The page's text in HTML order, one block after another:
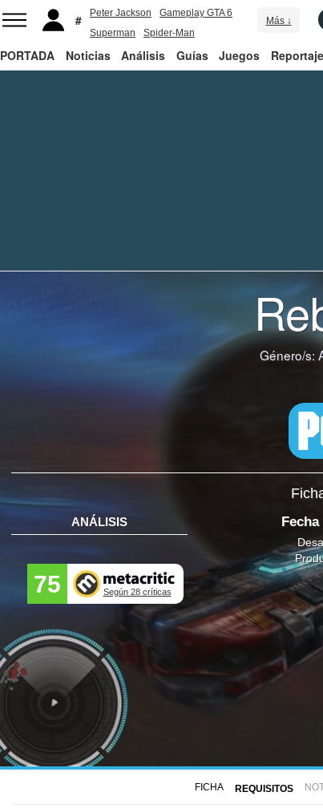
Peter Jackson
Gameplay GTA 6
Superman
Spider-Man
Más ↓
PORTADA Noticias Análisis Guías Juegos
Género/s:
ANÁLISIS
75 Según 28 críticas
FICHA REQUISITOS